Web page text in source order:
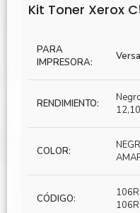
Kit Toner Xerox
PARA
IMPRESORA:
RENDIMIENTO:
COLOR:
CÓDIGO: